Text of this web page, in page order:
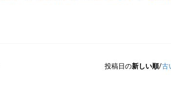
焼豚など（豚肉の加工品） 牛丼な
投稿日の新しい順/古